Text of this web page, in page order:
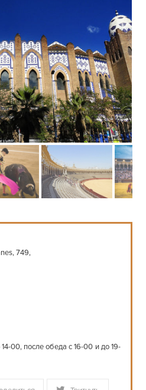
749,
00, после обеда с 16-00 и до 19-